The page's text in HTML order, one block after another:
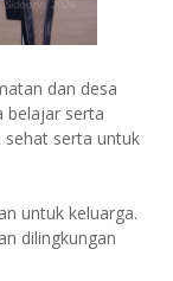
dan desa
belajar serta
serta untuk
untuk keluarga.
dilingkungan